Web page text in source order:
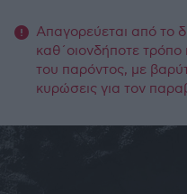
Απαγορεύεται από το
καθ΄οιονδήποτε
του παρόντος, με
κυρώσεις για τον